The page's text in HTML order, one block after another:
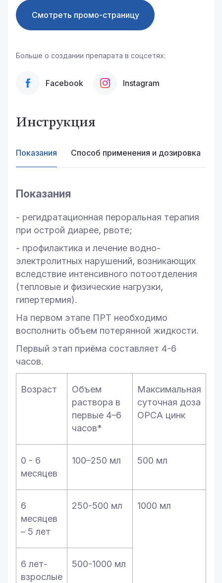
Смотреть промо-страницу
Больше о создании препарата в соцсетях:
Facebook Instagram
Инструкция
Показания Способ применения и дозировка
Показания
- регидратационная пероральная терапия
при острой диарее, рвоте;
- профилактика и лечение водно-
электролитных нарушений, возникающих
вследствие интенсивного потоотделения
(тепловые и физические нагрузки,
гипертермия).
На первом этапе ПРТ необходимо
восполнить объем потерянной жидкости.
Первый этап приёма составляет 4-6
часов.
Возраст
Объем
раствора в
первые 4–6
часов*
Максимальная
суточная доза
ОРСА цинк
0 - 6
месяцев
100–250 мл 500 мл
6
месяцев
– 5 лет
250-500 мл 1000 мл
6 лет-
взрослые
500-1000 мл